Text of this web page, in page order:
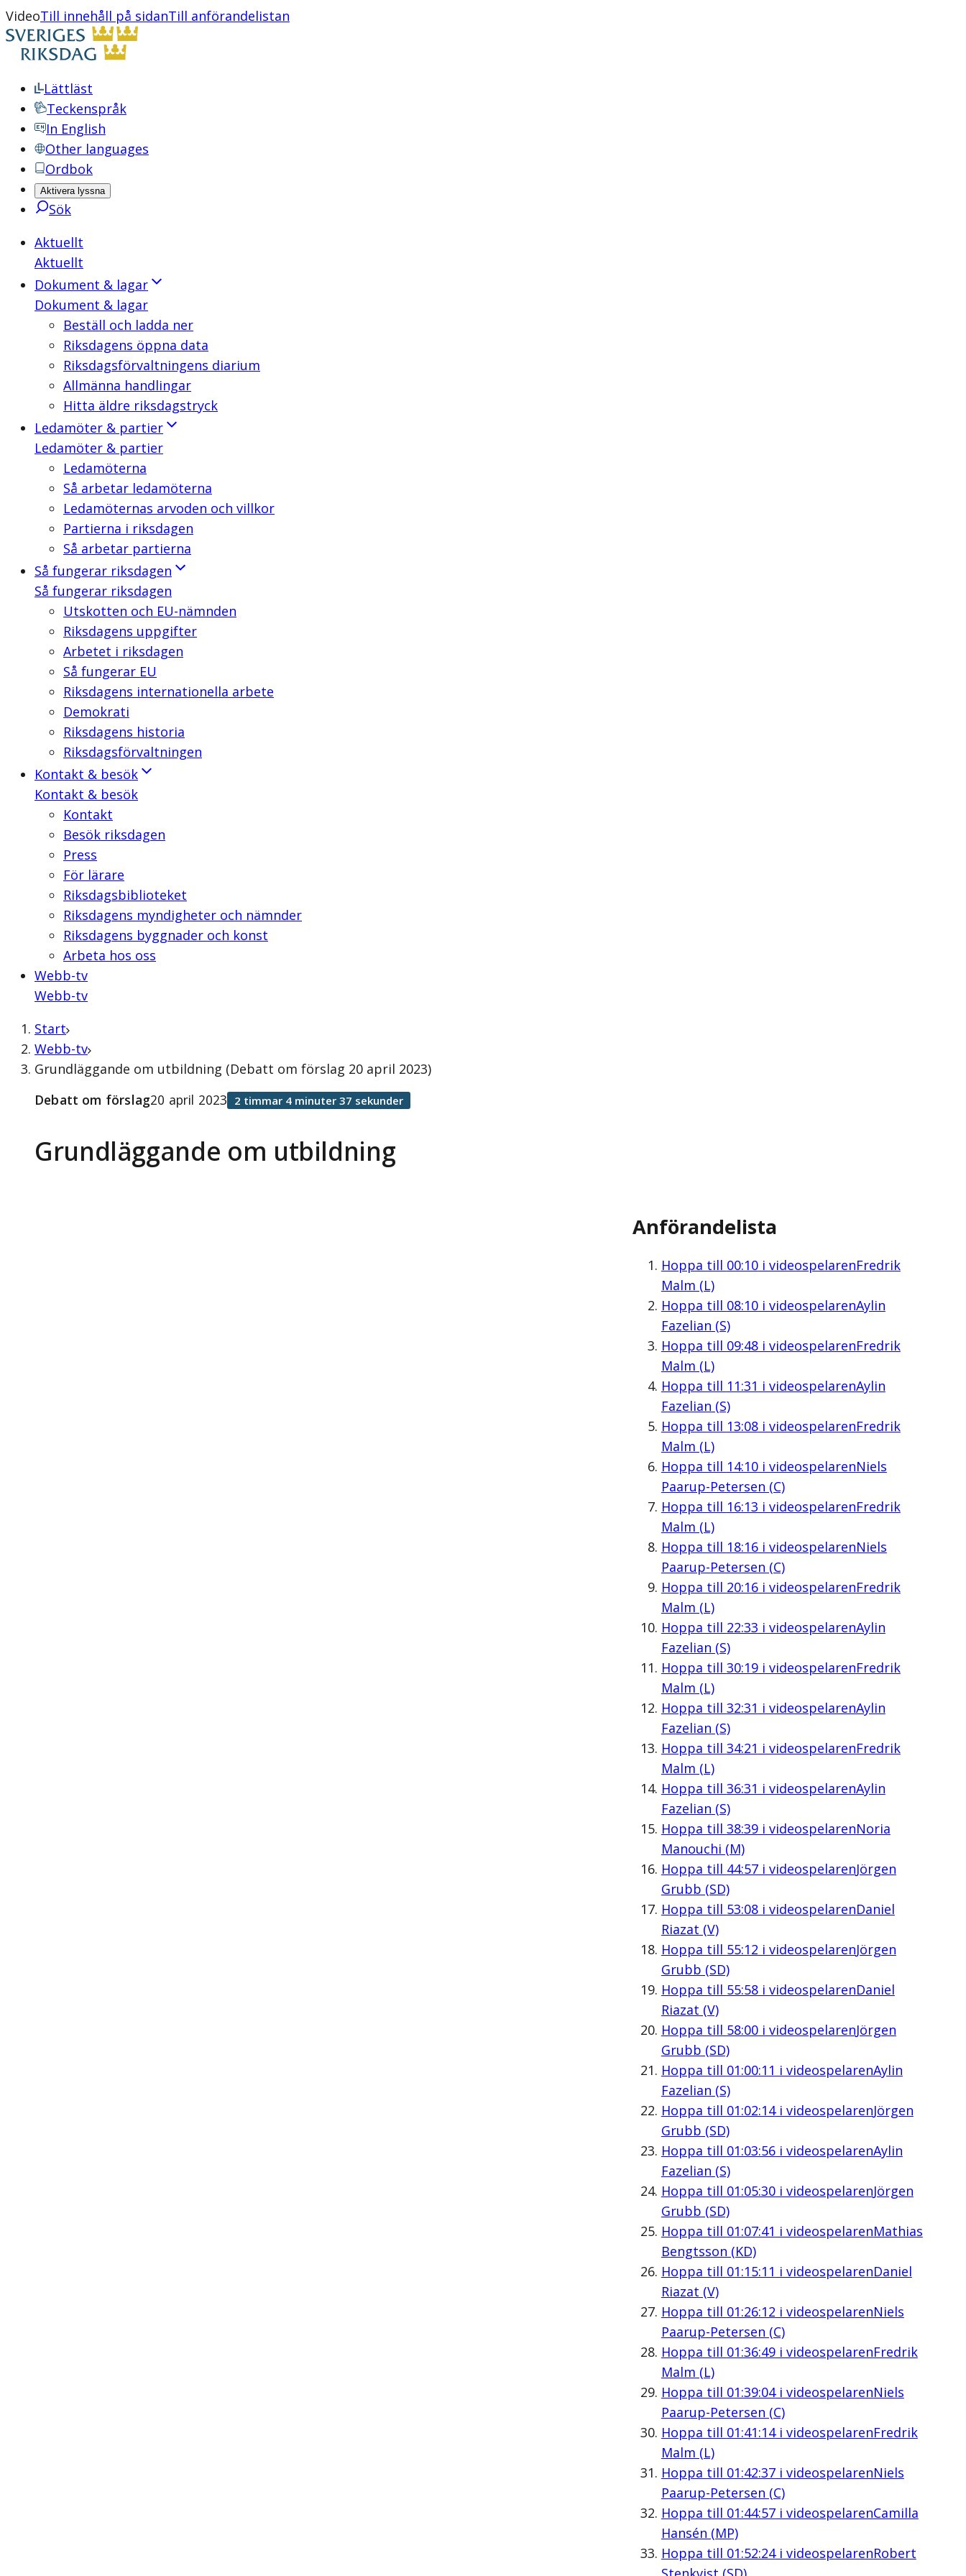
VideoTill innehåll på sidanTill anförandelistan
Lättläst
Teckenspråk
In English
Other languages
Ordbok
Aktivera lyssna
Sök
Aktuellt
Aktuellt
Dokument & lagar
Dokument & lagar
Beställ och ladda ner
Riksdagens öppna data
Riksdagsförvaltningens diarium
Allmänna handlingar
Hitta äldre riksdagstryck
Ledamöter & partier
Ledamöter & partier
Ledamöterna
Så arbetar ledamöterna
Ledamöternas arvoden och villkor
Partierna i riksdagen
Så arbetar partierna
Så fungerar riksdagen
Så fungerar riksdagen
Utskotten och EU-nämnden
Riksdagens uppgifter
Arbetet i riksdagen
Så fungerar EU
Riksdagens internationella arbete
Demokrati
Riksdagens historia
Riksdagsförvaltningen
Kontakt & besök
Kontakt & besök
Kontakt
Besök riksdagen
Press
För lärare
Riksdagsbiblioteket
Riksdagens myndigheter och nämnder
Riksdagens byggnader och konst
Arbeta hos oss
Webb-tv
Webb-tv
Start
Webb-tv
Grundläggande om utbildning (Debatt om förslag 20 april 2023)
Grundläggande om utbildning
Debatt om förslag20 april 2023 2 timmar 4 minuter 37 sekunder
Anförandelista
Hoppa till 00:10i videospelarenFredrik
Malm (L)
Hoppa till 08:10i videospelarenAylin
Fazelian (S)
Hoppa till 09:48i videospelarenFredrik
Malm (L)
Hoppa till 11:31 i videospelarenAylin
Fazelian (S)
Hoppa till 13:08i videospelarenFredrik
Malm (L)
Hoppa till 14:10i videospelarenNiels
Paarup-Petersen (C)
Hoppa till 16:13 i videospelarenFredrik
Malm (L)
Hoppa till 18:16i videospelarenNiels
Paarup-Petersen (C)
Hoppa till 20:16i videospelarenFredrik
Malm (L)
Hoppa till 22:33 i videospelarenAylin
Fazelian (S)
Hoppa till 30:19i videospelarenFredrik
Malm (L)
Hoppa till 32:31 i videospelarenAylin
Fazelian (S)
Hoppa till 34:21 i videospelarenFredrik
Malm (L)
Hoppa till 36:31 i videospelarenAylin
Fazelian (S)
Hoppa till 38:39i videospelarenNoria
Manouchi (M)
Hoppa till 44:57i videospelarenJörgen
Grubb (SD)
Hoppa till 53:08i videospelarenDaniel
Riazat (V)
Hoppa till 55:12 i videospelarenJörgen
Grubb (SD)
Hoppa till 55:58i videospelarenDaniel
Riazat (V)
Hoppa till 58:00i videospelarenJörgen
Grubb (SD)
Hoppa till 01:00:11 i videospelarenAylin
Fazelian (S)
Hoppa till 01:02:14i videospelarenJörgen
Grubb (SD)
Hoppa till 01:03:56i videospelarenAylin
Fazelian (S)
Hoppa till 01:05:30i videospelarenJörgen
Grubb (SD)
Hoppa till 01:07:41 i videospelarenMathias
Bengtsson (KD)
Hoppa till 01:15:11 i videospelarenDaniel
Riazat (V)
Hoppa till 01:26:12 i videospelarenNiels
Paarup-Petersen (C)
Hoppa till 01:36:49i videospelarenFredrik
Malm (L)
Hoppa till 01:39:04i videospelarenNiels
Paarup-Petersen (C)
Hoppa till 01:41:14i videospelarenFredrik
Malm (L)
Hoppa till 01:42:37i videospelarenNiels
Paarup-Petersen (C)
Hoppa till 01:44:57i videospelarenCamilla
Hansén (MP)
Hoppa till 01:52:24i videospelarenRobert